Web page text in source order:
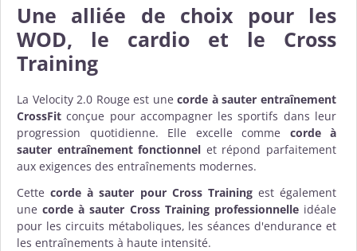
Une alliée de choix pour les
WOD, le cardio et le Cross
Training
La Velocity 2.0 Rouge est unecorde à sauter entraînement
CrossFit conçue pour accompagner les sportifs dans leur
progression quotidienne. Elle excelle comme corde à
sauter entraînement fonctionnel et répond parfaitement
aux exigences des entraînements modernes.
Cettecorde à sauter pour Cross Trainingest également
unecorde à sauter Cross Training professionnelleidéale
pour les circuits métaboliques, les séances d'endurance et
les entraînements à haute intensité.